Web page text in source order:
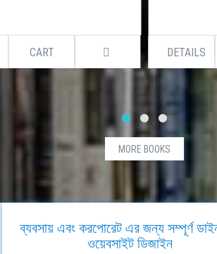
CART DETAILS
MORE BOOKS
ব্যবসায় এবং করপোরেট এর জন্য সম্পূর্ণ
ওয়েবসাইট ডিজাইন